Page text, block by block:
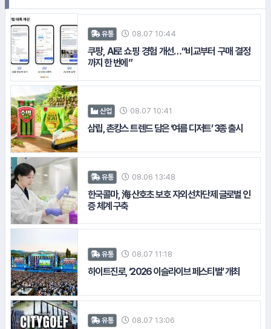
12.삼성화재
유통 08.07 10:44
쿠팡, AI로 쇼핑 경험 개선…“비교부터 구매 결정
까지 한 번에”
산업 08.07 10:41
삼립, 촌캉스 트렌드 담은 ‘여름 디저트’ 3종 출시
유통 08.06 13:48
한국콜마, 海 산호초 보호 자외선차단제 글로벌 인
증 체계 구축
유통 08.07 11:18
하이트진로, ‘2026 이슬라이브 페스티벌’ 개최
유통 08.07 13:06
#넥센타이어
#한국마사회
#이디야커피